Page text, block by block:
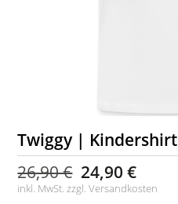
Twiggy | Kindershirt
26,90 € 24,90 €
inkl. MwSt. zzgl.Versandkosten